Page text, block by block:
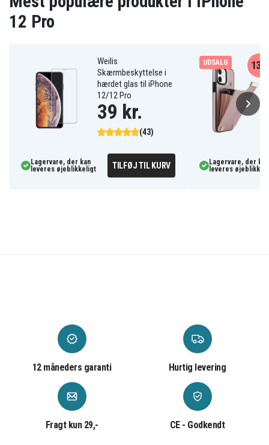
12 Pro
Weilis
Skærmbeskyttelse i
hærdet glas til iPhone
12/12 Pro
(43)
39 kr.
Lagervare, der kan
leveres øjeblikkeligt
TILFØJ TIL KURV
UDSALG 13%
Lagervare, der kan
leveres
12 måneders garanti Hurtig levering
Fragt kun 29,- CE - Godkendt